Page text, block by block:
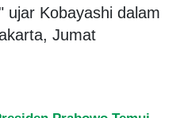
ujar Kobayashi dalam
Jumat